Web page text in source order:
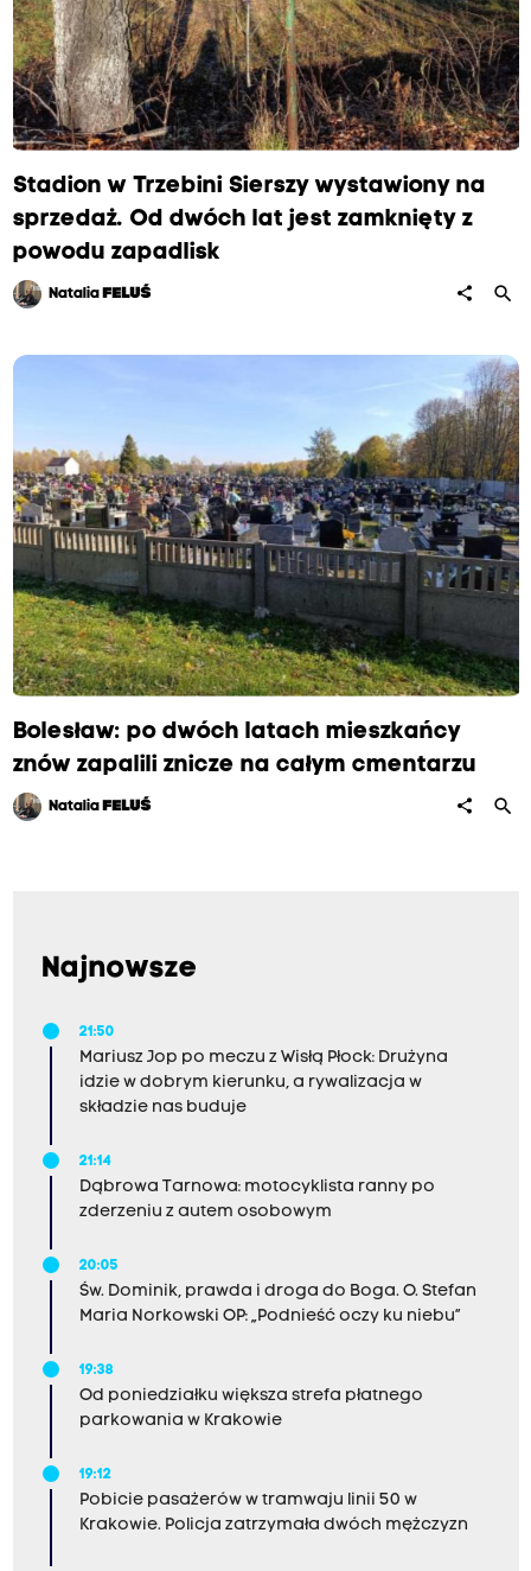
Stadion w Trzebini Sierszy wystawiony na
sprzedaż. Od dwóch lat jest zamknięty z
powodu zapadlisk
Natalia FELUŚ share search
Bolesław: po dwóch latach mieszkańcy
znów zapalili znicze na całym cmentarzu
Natalia FELUŚ share search
Najnowsze
21:50
Mariusz Jop po meczu z Wisłą Płock: Drużyna
idzie w dobrym kierunku, a rywalizacja w
składzie nas buduje
21:14
Dąbrowa Tarnowa: motocyklista ranny po
zderzeniu z autem osobowym
20:05
Św. Dominik, prawda i droga do Boga. O. Stefan
Maria Norkowski OP: „Podnieść oczy ku niebu”
19:38
Od poniedziałku większa strefa płatnego
parkowania w Krakowie
19:12
Pobicie pasażerów w tramwaju linii 50 w
Krakowie. Policja zatrzymała dwóch mężczyzn